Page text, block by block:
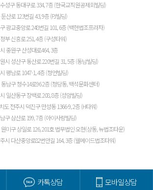
성구 동대구로 334, 7층 (한국교직원공제회빌딩)
산로 123번길 43, 9층 (PJ빌딩)
광교중앙로 248번길 101, 6층 (백현법조프라자)
부 신흥로 251, 4층 (구성타워)
중원구 산성대로464, 3층
시 성산구 동산로 220번길 31, 5층 (동남빌딩)
평남로 1047-1, 4층 (청언빌딩)
남구 청수14로96 2층 (청당동, 백석문화센터)
일산동구 장백로 208, 8층 (성암빌딩)
도 전주시 덕진구 만성동 1366-9, 2층 (H타워)
구 삼산로 199, 7층 (아이사랑빌딩)
미구 상일로 126, 201호 법무법인 오현(상동, 뉴법조타운)
시 다산중앙로82번안길 164, 3층 (웰메이드법조타워)
카톡상담 모바일상담